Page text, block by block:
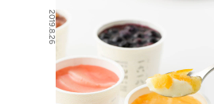
2019.8.26